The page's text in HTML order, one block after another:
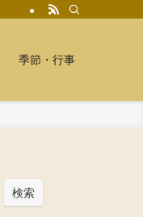
季節・行事
検索